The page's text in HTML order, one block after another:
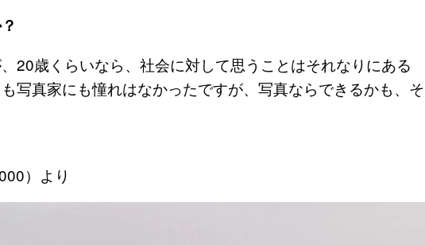
20歳くらいなら、社会に対して思うことはそれなりにある
写真家にも憧れはなかったですが、写真ならできるかも、そ
）より